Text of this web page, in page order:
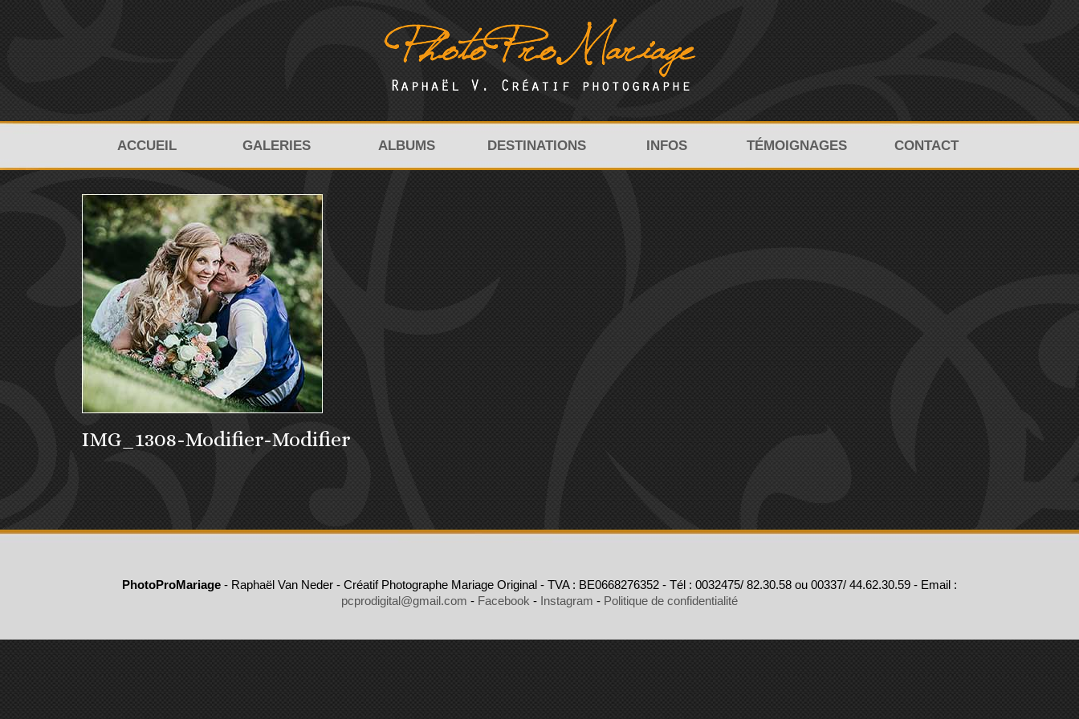
ACCUEIL GALERIES ALBUMS DESTINATIONS INFOS TÉMOIGNAGES CONTACT
IMG_1308-Modifier-Modifier
PhotoProMariage - Raphaël Van Neder - Créatif Photographe Mariage Original - TVA : BE0668276352 - Tél : 0032475/ 82.30.58 ou 00337/ 44.62.30.59 - Email :
pcprodigital@gmail.com - Facebook - Instagram - Politique de confidentialité